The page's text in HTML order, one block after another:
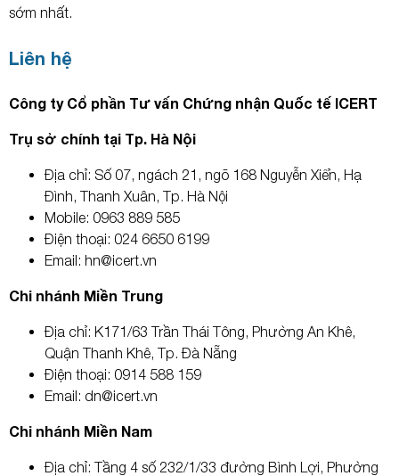
sớm nhất.
Liên hệ
Công ty Cổ phần Tư vấn Chứng nhận Quốc tế ICERT
Trụ sở chính tại Tp. Hà Nội
Địa chỉ: Số 07, ngách 21, ngõ 168 Nguyễn Xiển, Hạ
Đình, Thanh Xuân, Tp. Hà Nội
Mobile: 0963 889 585
Điện thoại: 024 6650 6199
Email: hn@icert.vn
Chi nhánh Miền Trung
Địa chỉ: K171/63 Trần Thái Tông, Phường An Khê,
Quận Thanh Khê, Tp. Đà Nẵng
Điện thoại: 0914 588 159
Email: dn@icert.vn
Chi nhánh Miền Nam
Địa chỉ: Tầng 4 số 232/1/33 đường Bình Lợi, Phường